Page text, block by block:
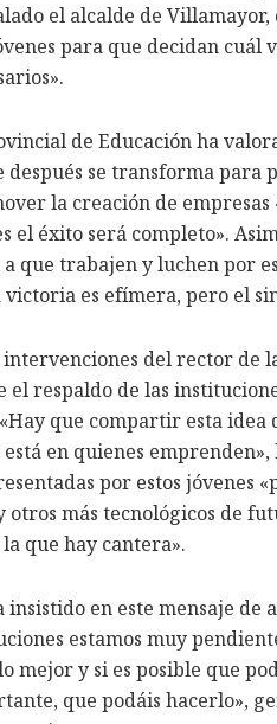
el alcalde de
para que decidan cuál
de Educación ha
se transforma para
la creación de
el éxito será completo».
que trabajen y luchen por
es efímera, pero el
intervenciones del rector de
el respaldo de las
que compartir esta
en quienes
por estos jóvenes
otros más tecnológicos de
que hay cantera».
en este mensaje de
estamos muy
mejor y si es posible que
que podáis hacerlo»,